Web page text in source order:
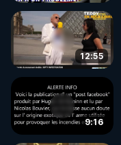
12:55
9:16